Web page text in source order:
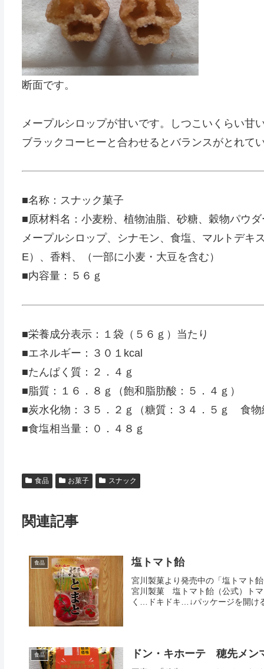
断面です。
メープルシロップが甘いです。しつこいくらい甘
ブラックコーヒーと合わせるとバランスがとれて
■名称：スナック菓子
■原材料名：小麦粉、植物油脂、砂糖、穀物パウ
メープルシロップ、シナモン、食塩、マルトデキ
E）、香料、（一部に小麦・大豆を含む）
■内容量：５６ｇ
■栄養成分表示：１袋（５６ｇ）当たり
■エネルギー：３０１kcal
■たんぱく質：２．４ｇ
■脂質：１６．８ｇ（飽和脂肪酸：５．４ｇ）
■炭水化物：３５．２ｇ（糖質：３４．５ｇ 食物
■食塩相当量：０．４８ｇ
食品 お菓子 スナック
関連記事
食品 塩トマト飴
宮川製菓より発売中の「塩トマト
宮川製菓 塩トマト飴（公式）ト
く…ドキドキ…↓パッケージを開け
食品 ドン・キホーテ 穂先メン